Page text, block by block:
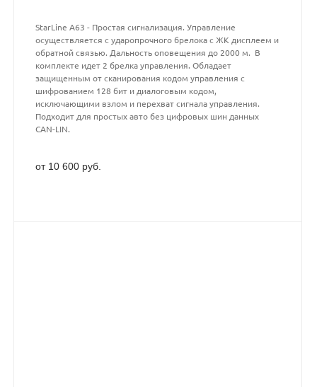
StarLine A63 - Простая сигнализация. Управление
осуществляется с ударопрочного брелока с ЖК дисплеем и
обратной связью. Дальность оповещения до 2000 м. В
комплекте идет 2 брелка управления. Обладает
защищенным от сканирования кодом управления с
шифрованием 128 бит и диалоговым кодом,
исключающими взлом и перехват сигнала управления.
Подходит для простых авто без цифровых шин данных
CAN-LIN.
от 10 600 руб.